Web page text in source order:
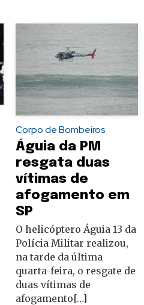
Corpo de Bombeiros
Águia da PM
resgata duas
vítimas de
afogamento em
SP
O helicóptero Águia 13 da
Polícia Militar realizou,
na tarde da última
quarta-feira, o resgate de
duas vítimas de
afogamento[…]